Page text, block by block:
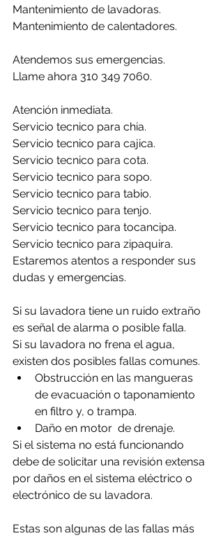
Mantenimiento de lavadoras.
Mantenimiento de calentadores.
Atendemos sus emergencias.
Llame ahora 310 349 7060.
Atención inmediata.
Servicio tecnico para chia.
Servicio tecnico para cajica.
Servicio tecnico para cota.
Servicio tecnico para sopo.
Servicio tecnico para tabio.
Servicio tecnico para tenjo.
Servicio tecnico para tocancipa.
Servicio tecnico para zipaquira.
Estaremos atentos a responder sus
dudas y emergencias.
Si su lavadora tiene un ruido extraño
es señal de alarma o posible falla.
Si su lavadora no frena el agua,
existen dos posibles fallas comunes.
Obstrucción en las mangueras
de evacuación o taponamiento
en filtro y, o trampa.
Daño en motor  de drenaje.
Si el sistema no está funcionando
debe de solicitar una revisión extensa
por daños en el sistema eléctrico o
electrónico de su lavadora.
Estas son algunas de las fallas más